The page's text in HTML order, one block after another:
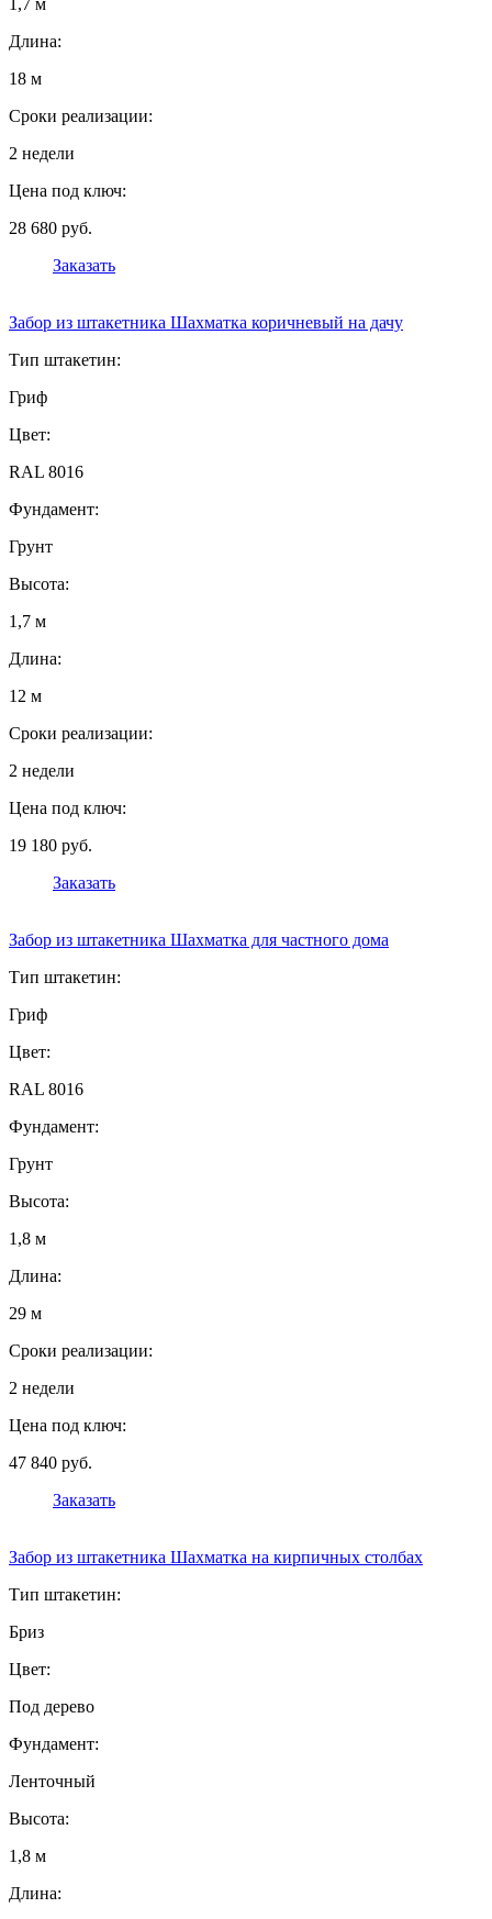
1,7 м
Длина:
18 м
Сроки реализации:
2 недели
Цена под ключ:
28 680 руб.
Заказать
Забор из штакетника Шахматка коричневый на дачу
Тип штакетин:
Гриф
Цвет:
RAL 8016
Фундамент:
Грунт
Высота:
1,7 м
Длина:
12 м
Сроки реализации:
2 недели
Цена под ключ:
19 180 руб.
Заказать
Забор из штакетника Шахматка для частного дома
Тип штакетин:
Гриф
Цвет:
RAL 8016
Фундамент:
Грунт
Высота:
1,8 м
Длина:
29 м
Сроки реализации:
2 недели
Цена под ключ:
47 840 руб.
Заказать
Забор из штакетника Шахматка на кирпичных столбах
Тип штакетин:
Бриз
Цвет:
Под дерево
Фундамент:
Ленточный
Высота:
1,8 м
Длина: